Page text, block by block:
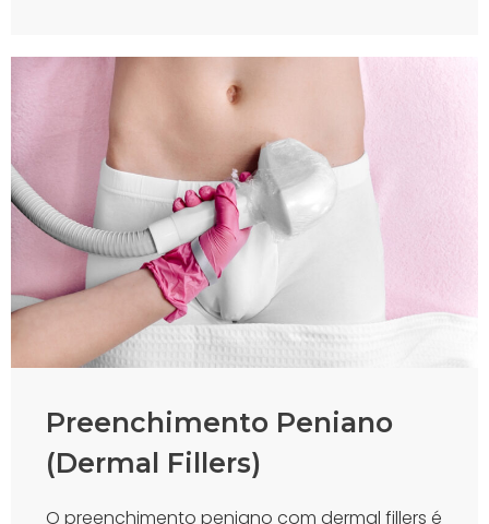
Preenchimento Peniano
(Dermal Fillers)
O preenchimento peniano com dermal fillers é